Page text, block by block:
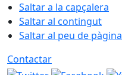
Saltar a la capçalera
Saltar al contingut
Saltar al peu de pàgina
Contactar